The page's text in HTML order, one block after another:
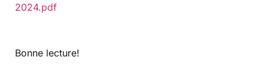
2024.pdf
Bonne lecture!